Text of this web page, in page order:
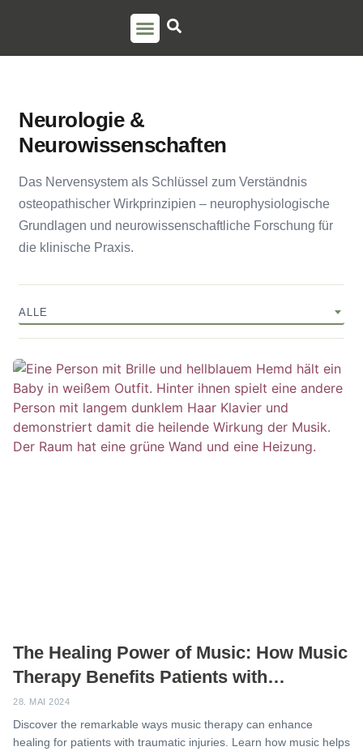
Neurologie &
Neurowissenschaften
Das Nervensystem als Schlüssel zum Verständnis
osteopathischer Wirkprinzipien – neurophysiologische
Grundlagen und neurowissenschaftliche Forschung für
die klinische Praxis.
The Healing Power of Music: How Music
Therapy Benefits Patients with
Traumatic Injuries
28. MAI 2024
Discover the remarkable ways music therapy can enhance
healing for patients with traumatic injuries. Learn how music helps